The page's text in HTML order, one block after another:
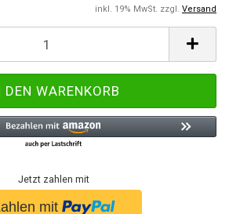
inkl. 19% MwSt. zzgl. Versand
Jetzt zahlen mit